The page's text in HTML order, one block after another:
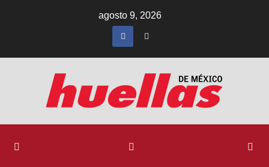
agosto 9, 2026